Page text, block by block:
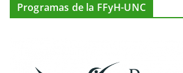
Programas de la FFyH-UNC